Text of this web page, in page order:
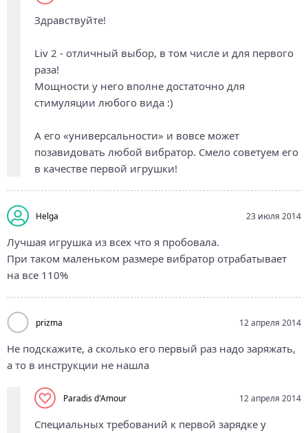
Здравствуйте!
Liv 2 - отличный выбор, в том числе и для первого
раза!
Мощности у него вполне достаточно для
стимуляции любого вида :)
А его «универсальности» и вовсе может
позавидовать любой вибратор. Смело советуем его
в качестве первой игрушки!
Helga 23 июля 2014
Лучшая игрушка из всех что я пробовала.
При таком маленьком размере вибратор отрабатывает
на все 110%
prizma 12 апреля 2014
Не подскажите, а сколько его первый раз надо заряжать,
а то в инструкции не нашла
Paradis d'Amour 12 апреля 2014
Специальных требований к первой зарядке у